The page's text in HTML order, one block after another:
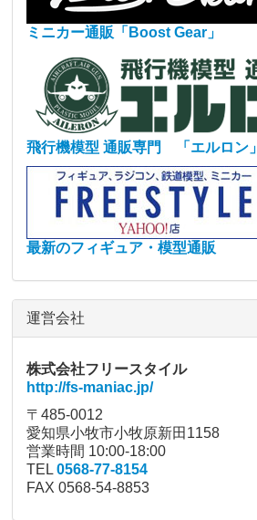
ミニカー通販「Boost Gear」
飛行機模型 通販専門 「エルロン」
最新のフィギュア・模型通販
運営会社
株式会社フリースタイル
http://fs-maniac.jp/
〒485-0012
愛知県小牧市小牧原新田1158
営業時間 10:00-18:00
TEL0568-77-8154
FAX 0568-54-8853